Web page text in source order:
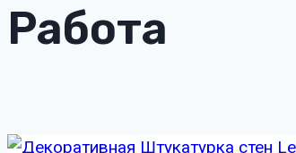
Работа